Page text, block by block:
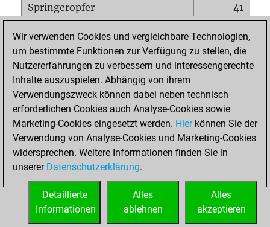
Springeropfer
41
Matt auf vollem Brett
0
Bauer setzt Matt
0
Erstickte Matts
Unterverwandlungen
Türme auf der siebten
3
STARTSEITE
Wir verwenden Cookies und vergleichbare Technologien,
um bestimmte Funktionen zur Verfügung zu stellen, die
Nutzererfahrungen zu verbessern und interessengerechte
Inhalte auszuspielen. Abhängig von ihrem
Verwendungszweck können dabei neben technisch
erforderlichen Cookies auch Analyse-Cookies sowie
Marketing-Cookies eingesetzt werden. Hierkönnen Sie der
Verwendung von Analyse-Cookies und Marketing-Cookies
widersprechen. Weitere Informationen finden Sie in
unserer Datenschutzerklärung.
Alles
akzeptieren
Alles
ablehnen
Detaillierte
Informationen